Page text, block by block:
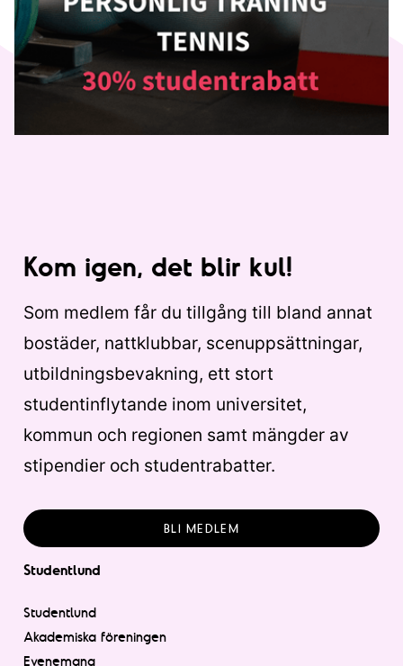
Kom igen, det blir kul!
Som medlem får du tillgång till bland annat
bostäder, nattklubbar, scenuppsättningar,
utbildningsbevakning, ett stort
studentinflytande inom universitet,
kommun och regionen samt mängder av
stipendier och studentrabatter.
BLI MEDLEM
Studentlund
Studentlund
Akademiska föreningen
Evenemang